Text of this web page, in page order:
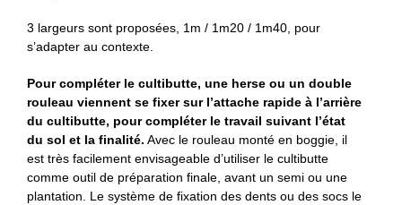
3 largeurs sont proposées, 1m / 1m20 / 1m40, pour
s’adapter au contexte.
Pour compléter le cultibutte, une herse ou un double
rouleau viennent se fixer sur l’attache rapide à l’arrière
du cultibutte, pour compléter le travail suivant l’état
du sol et la finalité. Avec le rouleau monté en boggie, il
est très facilement envisageable d’utiliser le cultibutte
comme outil de préparation finale, avant un semi ou une
plantation. Le système de fixation des dents ou des socs le